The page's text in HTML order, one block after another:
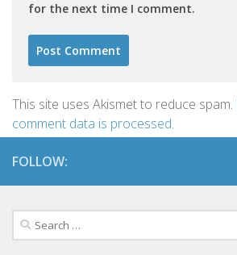
for the next time I comment.
This site uses Akismet to reduce spam.
comment data is processed.
FOLLOW:
Search
for: